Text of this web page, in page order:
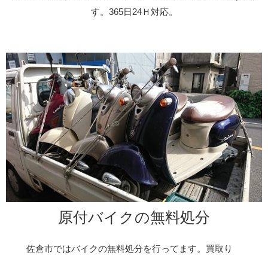
す。365日24Ｈ対応。
原付バイクの無料処分
佐倉市ではバイクの無料処分を行ってます。買取り